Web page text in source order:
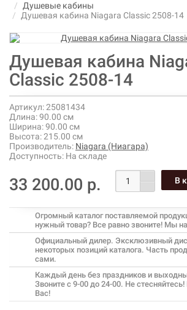
Душевые кабины
Душевая кабина Niagara Classic 2508-14
Душевая кабина
Classic 2508-14
Артикул:25081434
Длина:90.00 см
Ширина:90.00 см
Высота:215.00 см
Производитель: Niagara (Ниагара)
Доступность: На складе
33 200.00 р.
Огромный каталог поставляемой
нужный товар? Все равно звоните! Мы
Официальный дилер. Эксклюзивный
некоторых позиций каталога. Часть
сами.
Каждый день без праздников и
Звоните с 9-00 до 24-00. Не
Вас!